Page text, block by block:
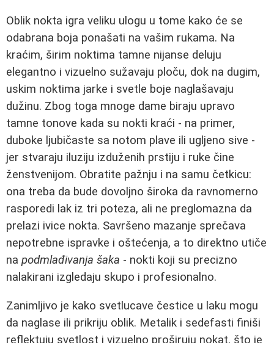
Oblik nokta igra veliku ulogu u tome kako će se
odabrana boja ponašati na vašim rukama. Na
kraćim, širim noktima tamne nijanse deluju
elegantno i vizuelno sužavaju ploču, dok na dugim,
uskim noktima jarke i svetle boje naglašavaju
dužinu. Zbog toga mnoge dame biraju upravo
tamne tonove kada su nokti kraći - na primer,
duboke ljubičaste sa notom plave ili ugljeno sive -
jer stvaraju iluziju izduženih prstiju i ruke čine
ženstvenijom. Obratite pažnju i na samu četkicu:
ona treba da bude dovoljno široka da ravnomerno
rasporedi lak iz tri poteza, ali ne preglomazna da
prelazi ivice nokta. Savršeno mazanje sprečava
nepotrebne ispravke i oštećenja, a to direktno utiče
na podmlađivanja šaka - nokti koji su precizno
nalakirani izgledaju skupo i profesionalno.
Zanimljivo je kako svetlucave čestice u laku mogu
da naglase ili prikriju oblik. Metalik i sedefasti finiši
reflektuju svetlost i vizuelno proširuju nokat, što je